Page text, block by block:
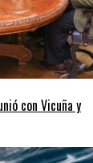
con Vicuña y